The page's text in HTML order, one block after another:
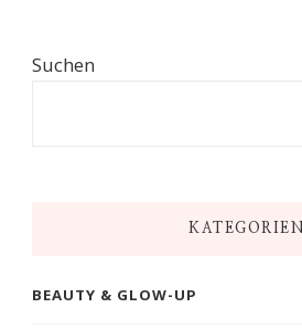
Suchen
KATEGORIEN
BEAUTY & GLOW-UP